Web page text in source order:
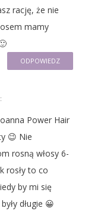
rację, że nie
mamy
ODPOWIEDZ
Power Hair
😉 Nie
rosną włosy 6-
rosły to co
by mi się
długie 😀